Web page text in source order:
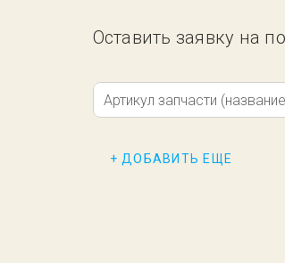
Оставить заявку на
Артикул запчасти
+ ДОБАВИТЬ ЕЩЕ